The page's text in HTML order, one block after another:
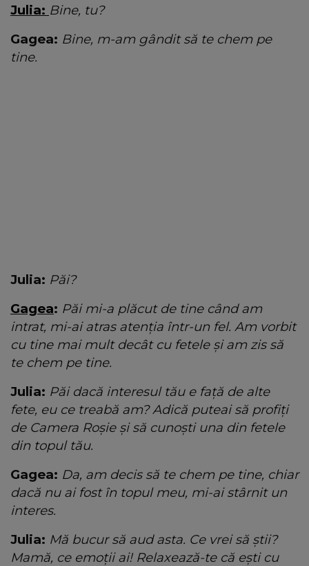
Julia: Bine, tu?
Gagea: Bine, m-am gândit să te chem pe
tine.
Julia: Păi?
Gagea: Păi mi-a plăcut de tine când am
intrat, mi-ai atras atenția într-un fel. Am vorbit
cu tine mai mult decât cu fetele și am zis să
te chem pe tine.
Julia: Păi dacă interesul tău e față de alte
fete, eu ce treabă am? Adică puteai să profiți
de Camera Roșie și să cunoști una din fetele
din topul tău.
Gagea: Da, am decis să te chem pe tine, chiar
dacă nu ai fost în topul meu, mi-ai stârnit un
interes.
Julia: Mă bucur să aud asta. Ce vrei să știi?
Mamă, ce emoții ai! Relaxează-te că ești cu